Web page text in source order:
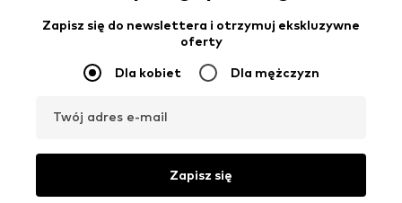
Zapisz się do newslettera i otrzymuj ekskluzywne
oferty
Dla kobiet Dla mężczyzn
Twój adres e-mail
Zapisz się